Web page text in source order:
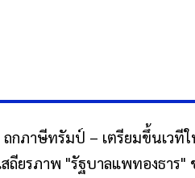
ภาษีทรัมป์ – เตรียมขึ้นเวที
เสถียรภาพ "รัฐบาลแพทองธา